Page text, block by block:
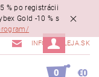
% po registrácii
Gold -10 % s
INFO@MALEJA.SK
0 €0